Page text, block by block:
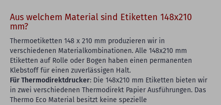
Aus welchem Material sind Etiketten 148x210
mm?
Thermoetiketten 148 x 210 mm produzieren wir in
verschiedenen Materialkombinationen. Alle 148x210 mm
Etiketten auf Rolle oder Bogen haben einen permanenten
Klebstoff für einen zuverlässigen Halt.
Für Thermodirektdrucker: Die 148x210 mm Etiketten bieten wir
in zwei verschiedenen Thermodirekt Papier Ausführungen. Das
Thermo Eco Material besitzt keine spezielle